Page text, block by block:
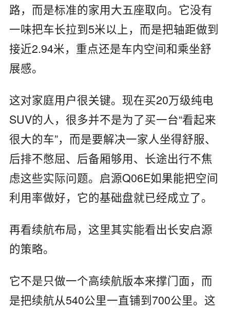
路，而是标准的家用大五座取向。它没有
一味把车长拉到5米以上，而是把轴距做到
接近2.94米，重点还是车内空间和乘坐舒
展感。
这对家庭用户很关键。现在买20万级纯电
SUV的人，很多并不是为了买一台“看起来
很大的车”，而是要解决一家人坐得舒服、
后排不憋屈、后备厢够用、长途出行不焦
虑这些实际问题。启源Q06E如果能把空间
利用率做好，它的基础盘就已经成立了。
再看续航布局，这里其实能看出长安启源
的策略。
它不是只做一个高续航版本来撑门面，而
是把续航从540公里一直铺到700公里。这